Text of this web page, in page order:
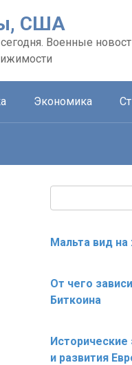
США
Военные
Экономика
Мальта вид на
От чего
Биткоина
Исторические
и развития